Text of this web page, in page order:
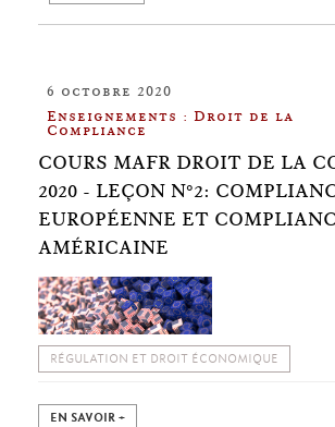
6 octobre 2020
Enseignements : Droit de la
Compliance
COURS MAFR DROIT DE LA
2020 - LEÇON N°2:
EUROPÉENNE ET
AMÉRICAINE
RÉGULATION ET DROIT ÉCONOMIQUE
EN SAVOIR +